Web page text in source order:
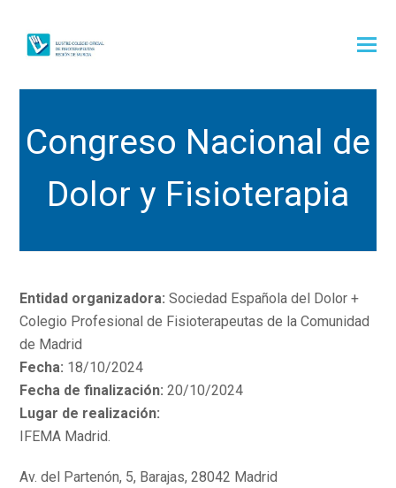
Congreso Nacional de
Dolor y Fisioterapia
Entidad organizadora: Sociedad Española del Dolor +
Colegio Profesional de Fisioterapeutas de la Comunidad
de Madrid
Fecha: 18/10/2024
Fecha de finalización: 20/10/2024
Lugar de realización:
IFEMA Madrid.
Av. del Partenón, 5, Barajas, 28042 Madrid